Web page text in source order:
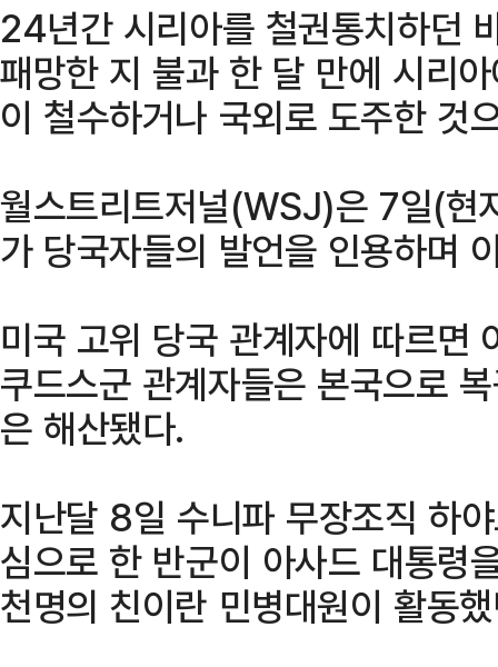
24년간 시리아를 철권통치하던
패망한 지 불과 한 달 만에 시리
이 철수하거나 국외로 도주한 것
월스트리트저널(WSJ)은 7일(현
가 당국자들의 발언을 인용하며
미국 고위 당국 관계자에 따르면
쿠드스군 관계자들은 본국으로
은 해산됐다.
지난달 8일 수니파 무장조직 하
심으로 한 반군이 아사드 대통령
천명의 친이란 민병대원이 활동